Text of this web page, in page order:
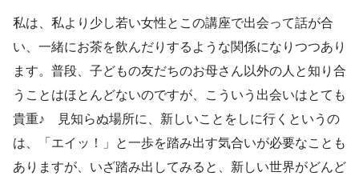
私は、私より少し若い女性とこの講座で出会って話が合
い、一緒にお茶を飲んだりするような関係になりつつあり
ます。普段、子どもの友だちのお母さん以外の人と知り合
うことはほとんどないのですが、こういう出会いはとても
貴重♪ 見知らぬ場所に、新しいことをしに行くというの
は、「エイッ！」と一歩を踏み出す気合いが必要なことも
ありますが、いざ踏み出してみると、新しい世界がどんど